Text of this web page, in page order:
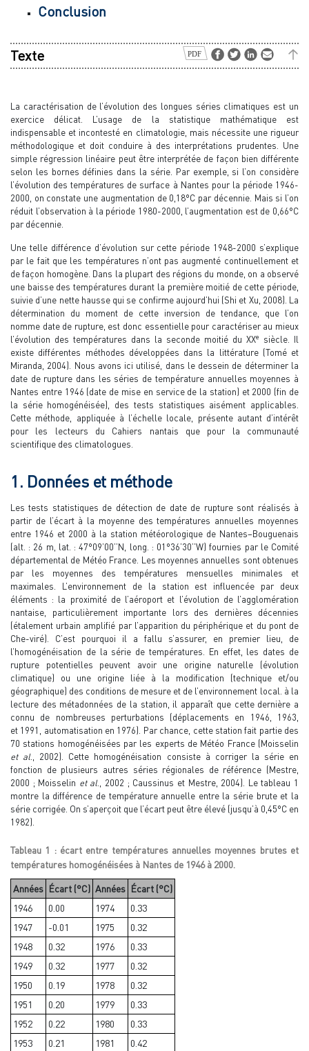
Conclusion
Texte
La caractérisation de l’évolution des longues séries climatiques est un
exercice délicat. L’usage de la statistique mathématique est
indispensable et incontesté en climatologie, mais nécessite une rigueur
méthodologique et doit conduire à des interprétations prudentes. Une
simple régression linéaire peut être interprétée de façon bien différente
selon les bornes définies dans la série. Par exemple, si l’on considère
l’évolution des températures de surface à Nantes pour la période 1946-
2000, on constate une augmentation de 0,18°C par décennie. Mais si l’on
réduit l’observation à la période 1980-2000, l’augmentation est de 0,66°C
par décennie.
Une telle différence d’évolution sur cette période 1948-2000 s’explique
par le fait que les températures n’ont pas augmenté continuellement et
de façon homogène. Dans la plupart des régions du monde, on a observé
une baisse des températures durant la première moitié de cette période,
suivie d’une nette hausse qui se confirme aujourd’hui (Shi et Xu, 2008). La
détermination du moment de cette inversion de tendance, que l’on
nomme date de rupture, est donc essentielle pour caractériser au mieux
l’évolution des températures dans la seconde moitié du XXe
siècle. Il
existe différentes méthodes développées dans la littérature (Tomé et
Miranda, 2004). Nous avons ici utilisé, dans le dessein de déterminer la
date de rupture dans les séries de température annuelles moyennes à
Nantes entre 1946 (date de mise en service de la station) et 2000 (fin de
la série homogénéisée), des tests statistiques aisément applicables.
Cette méthode, appliquée à l’échelle locale, présente autant d’intérêt
pour les lecteurs du Cahiers nantais que pour la communauté
scientifique des climatologues.
1. Données et méthode
Les tests statistiques de détection de date de rupture sont réalisés à
partir de l’écart à la moyenne des températures annuelles moyennes
entre 1946 et 2000 à la station météorologique de Nantes–Bouguenais
(alt. : 26 m, lat. : 47°09’00’’N, long. : 01°36’30’’W) fournies par le Comité
départemental de Météo France. Les moyennes annuelles sont obtenues
par les moyennes des températures mensuelles minimales et
maximales. L’environnement de la station est influencée par deux
éléments : la proximité de l’aéroport et l’évolution de l’agglomération
nantaise, particulièrement importante lors des dernières décennies
(étalement urbain amplifié par l’apparition du périphérique et du pont de
Che-viré). C’est pourquoi il a fallu s’assurer, en premier lieu, de
l’homogénéisation de la série de températures. En effet, les dates de
rupture potentielles peuvent avoir une origine naturelle (évolution
climatique) ou une origine liée à la modification (technique et/ou
géographique) des conditions de mesure et de l’environnement local. à la
lecture des métadonnées de la station, il apparaît que cette dernière a
connu de nombreuses perturbations (déplacements en 1946, 1963,
et 1991, automatisation en 1976). Par chance, cette station fait partie des
70 stations homogénéisées par les experts de Météo France (Moisselin
et al., 2002). Cette homogénéisation consiste à corriger la série en
fonction de plusieurs autres séries régionales de référence (Mestre,
2000 ; Moisselin et al., 2002 ; Caussinus et Mestre, 2004). Le tableau 1
montre la différence de température annuelle entre la série brute et la
série corrigée. On s’aperçoit que l’écart peut être élevé (jusqu’à 0,45°C en
1982).
Tableau 1 : écart entre températures annuelles moyennes brutes et
températures homogénéisées à Nantes de 1946 à 2000.
Années Écart (°C) Années Écart (°C)
1946
0.00 1974
0.33
1947
-0.01 1975
0.32
1948
0.32 1976
0.33
1949
0.32 1977
0.32
1950
0.19 1978
0.32
1951
0.20 1979
0.33
1952
0.22 1980
0.33
1953
0.21 1981 0.42